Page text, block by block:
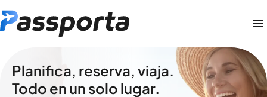
Planifica, reserva, viaja.
Todo en un solo lugar.